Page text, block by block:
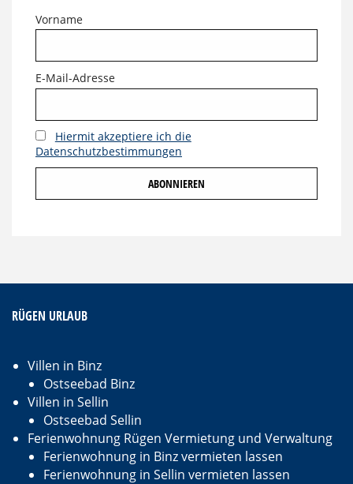
Vorname
E-Mail-Adresse
Hiermit akzeptiere ich die
Datenschutzbestimmungen
RÜGEN URLAUB
Villen in Binz
Ostseebad Binz
Villen in Sellin
Ostseebad Sellin
Ferienwohnung Rügen Vermietung und Verwaltung
Ferienwohnung in Binz vermieten lassen
Ferienwohnung in Sellin vermieten lassen